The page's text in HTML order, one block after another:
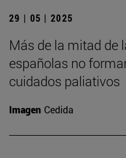
29 | 05 | 2025
Más de la mitad de
españolas no
cuidados paliativos
Imagen Cedida